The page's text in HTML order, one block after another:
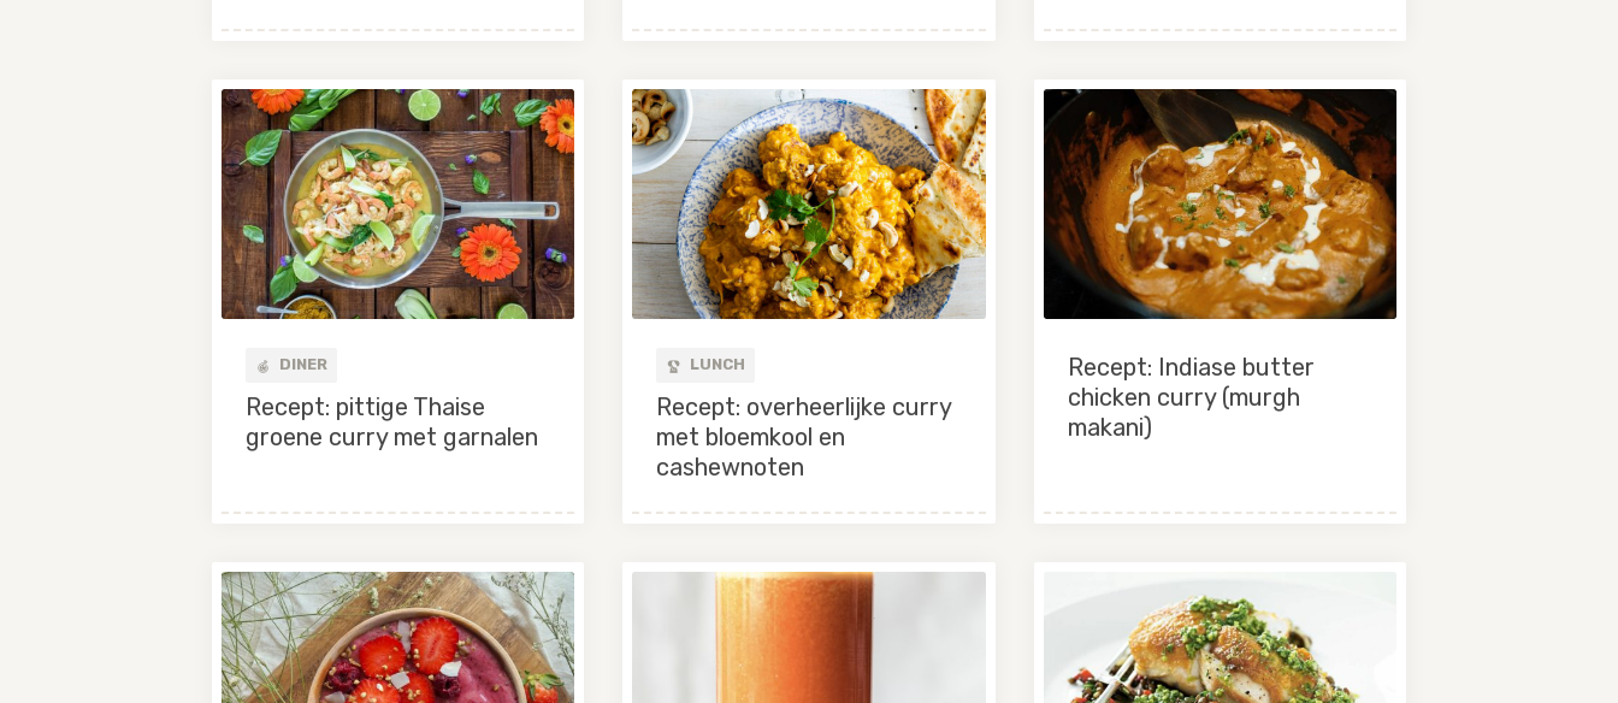
DINER
Recept: pittige Thaise
groene curry met garnalen
LUNCH
Recept: overheerlijke curry
met bloemkool en
cashewnoten
Recept: Indiase butter
chicken curry (murgh
makani)